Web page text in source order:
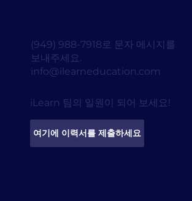
iLearn 팀의 일원이 되어 보세요!
여기에 이력서를 제출하세요
(949) 988-7918로 문자 메시지를
보내주세요.
info@ilearneducation.com